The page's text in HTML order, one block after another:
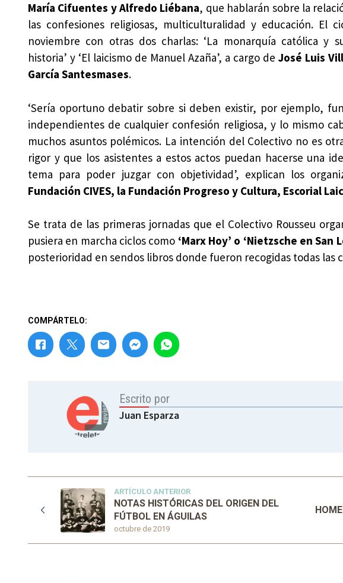
María Cifuentes y Alfredo Liébana, que hablarán sobre la
las confesiones religiosas, multiculturalidad y educación. El
noviembre con otras dos charlas: ‘La monarquía católica y
historia’ y ‘El laicismo de Manuel Azaña’, a cargo de José Luis
García Santesmases.
‘Sería oportuno debatir sobre si deben existir, por ejemplo,
independientes de cualquier confesión religiosa, y lo mismo
muchos asuntos polémicos. La intención del Colectivo no es
rigor y que los asistentes a estos actos puedan hacerse una
tema para poder juzgar con objetividad’, explican los
Fundación CIVES, la Fundación Progreso y Cultura, Escorial
Se trata de las primeras jornadas que el Colectivo Rousseu
pusiera en marcha ciclos como ‘Marx Hoy’ o ‘Nietzsche en San
posterioridad en sendos libros donde fueron recogidas todas las
COMPÁRTELO:
Escrito por
Juan Esparza
ARTÍCULO ANTERIOR
octubre de 2019
NOTAS HISTÓRICAS DEL ORIGEN DEL
FÚTBOL EN ÁGUILAS